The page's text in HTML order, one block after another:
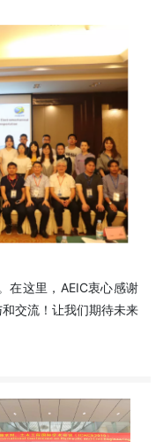
在这里，AEIC衷心感谢
交流！让我们期待未来